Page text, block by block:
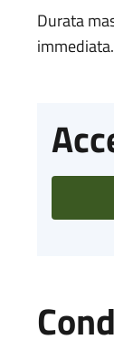
Durata
immediata.